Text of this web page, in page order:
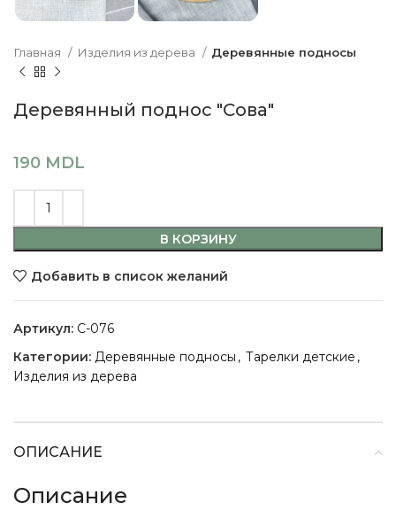
Главная Изделия из дерева Деревянные подносы
Деревянный поднос "Сова"
190 MDL
В КОРЗИНУ
Добавить в список желаний
Артикул: C-076
Категории: Деревянные подносы , Тарелки детские ,
Изделия из дерева
ОПИСАНИЕ
Описание